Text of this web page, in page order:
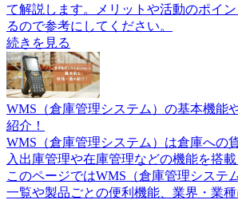
て解説します。メリットや活動のポイ
るので参考にしてください。
続きを見る
WMS（倉庫管理システム）の基本機能
紹介！
WMS（倉庫管理システム）は倉庫への
入出庫管理や在庫管理などの機能を搭載
このページではWMS（倉庫管理システ
一覧や製品ごとの便利機能、業界・業